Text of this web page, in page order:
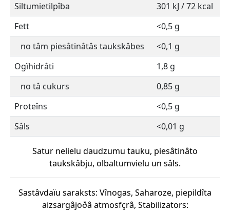
Siltumietilpîba
301 kJ / 72 kcal
Fett
<0,5 g
no tâm piesâtinâtâs taukskâbes
<0,1 g
Ogïhidrâti
1,8 g
no tâ cukurs
0,85 g
Proteîns
<0,5 g
Sâls
<0,01 g
Satur nelielu daudzumu tauku, piesâtinâto
taukskâbju, olbaltumvielu un sâls.
Sastâvdaïu saraksts: Vînogas, Saharoze, piepildîta
aizsargâjoðâ atmosfçrâ, Stabilizators: